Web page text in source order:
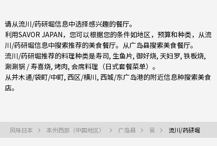
请从流川/药研堀信息中选择感兴趣的餐厅。
利用SAVOR JAPAN，您可以根据您的条件如地区，预算和种类，从流
川/药研堀信息中搜索推荐的美食餐厅。从广岛县搜索美食餐厅。
流川/药研堀推荐的料理种类是寿司, 生鱼片, 御好烧, 天妇罗, 铁板烧,
涮涮锅 / 寿喜烧, 烤肉, 会席料理（日式套餐菜单） 。
从并木通/袋町/中町, 西区/横川, 西城/东广岛港的附近信息种搜索美食
店。
风味日本 本州西部（中国地区） 广岛县 吴 流川/药研堀